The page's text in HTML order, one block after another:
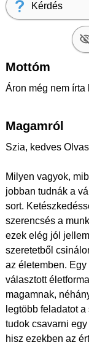
Kérdés
Mottóm
Áron még nem írta
Magamról
Szia, kedves
Milyen vagyok,
jobban tudnák a
sort.
szerencsés a
ezek elég jól
szeretetből
az életemben.
választott
magamnak,
legtöbb feladatot
tudok csavarni
hisz ezekben az